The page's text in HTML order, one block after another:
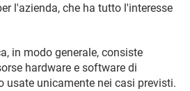
l'azienda, che ha tutto l'interesse
in modo generale, consiste
hardware e software di
usate unicamente nei casi previsti.